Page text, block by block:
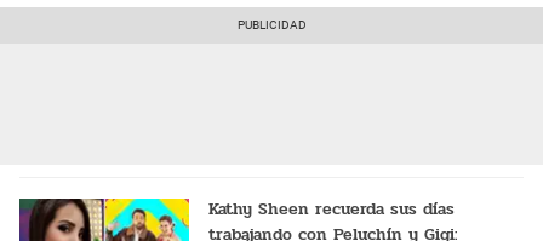
Kathy Sheen recuerda sus días
trabajando con Peluchín y Gigi: